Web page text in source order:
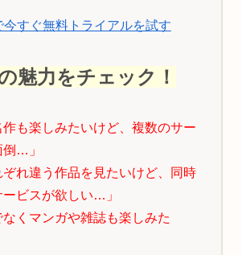
すぐ無料トライアルを試す
魅力をチェック！
作も楽しみたいけど、複数のサー
倒…」
ぞれ違う作品を見たいけど、同時
ビスが欲しい…」
なくマンガや雑誌も楽しみた